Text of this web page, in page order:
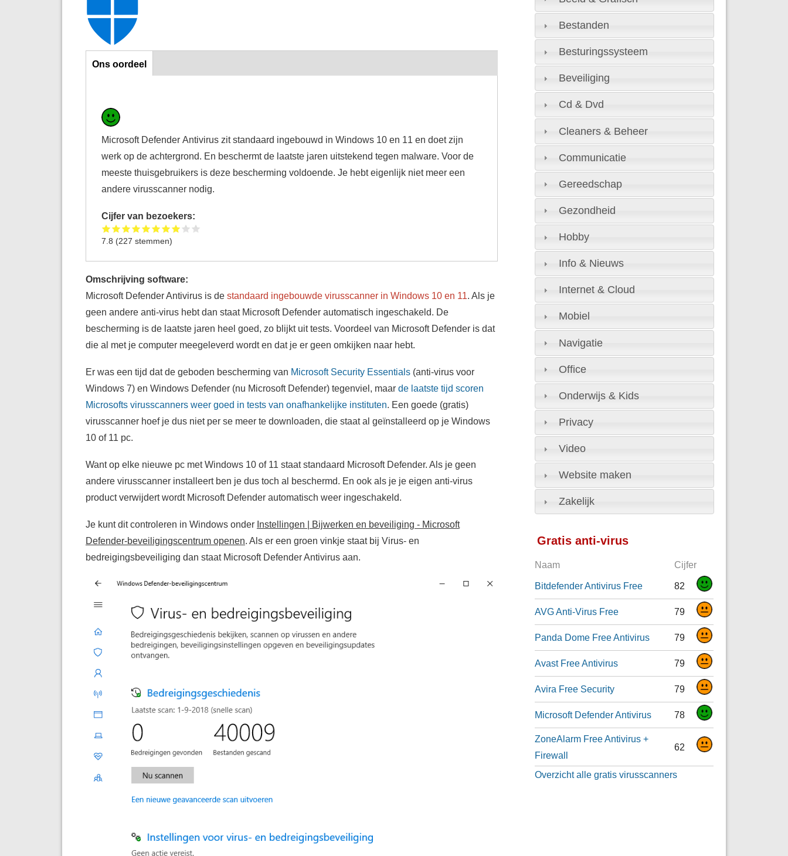
Ons oordeel
Ons oordeel
Microsoft Defender Antivirus zit standaard ingebouwd in Windows 10 en 11 en doet zijn
werk op de achtergrond. En beschermt de laatste jaren uitstekend tegen malware. Voor de
meeste thuisgebruikers is deze bescherming voldoende. Je hebt eigenlijk niet meer een
andere virusscanner nodig.
Cijfer van bezoekers:
7.8 (227 stemmen)
Omschrijving software:
Microsoft Defender Antivirus is de standaard ingebouwde virusscanner in Windows 10 en 11. Als je
geen andere anti-virus hebt dan staat Microsoft Defender automatisch ingeschakeld. De
bescherming is de laatste jaren heel goed, zo blijkt uit tests. Voordeel van Microsoft Defender is dat
die al met je computer meegeleverd wordt en dat je er geen omkijken naar hebt.
Er was een tijd dat de geboden bescherming van Microsoft Security Essentials(anti-virus voor
Windows 7) en Windows Defender (nu Microsoft Defender) tegenviel, maar de laatste tijd scoren
Microsofts virusscanners weer goed in tests van onafhankelijke instituten. Een goede (gratis)
virusscanner hoef je dus niet per se meer te downloaden, die staat al geïnstalleerd op je Windows
10 of 11 pc.
Want op elke nieuwe pc met Windows 10 of 11 staat standaard Microsoft Defender. Als je geen
andere virusscanner installeert ben je dus toch al beschermd. En ook als je je eigen anti-virus
product verwijdert wordt Microsoft Defender automatisch weer ingeschakeld.
Je kunt dit controleren in Windows onder Instellingen | Bijwerken en beveiliging - Microsoft
Defender-beveiligingscentrum openen. Als er een groen vinkje staat bij Virus- en
bedreigingsbeveiliging dan staat Microsoft Defender Antivirus aan.
Bestanden
Besturingssysteem
Beveiliging
Cd & Dvd
Cleaners & Beheer
Communicatie
Gereedschap
Gezondheid
Hobby
Info & Nieuws
Internet & Cloud
Mobiel
Navigatie
Office
Onderwijs & Kids
Privacy
Video
Website maken
Zakelijk
Gratis anti-virus
Naam Cijfer
Bitdefender Antivirus Free 82
AVG Anti-Virus Free 79
Panda Dome Free Antivirus 79
Avast Free Antivirus 79
Avira Free Security 79
Microsoft Defender Antivirus 78
ZoneAlarm Free Antivirus +
Firewall
62
Overzicht alle gratis virusscanners